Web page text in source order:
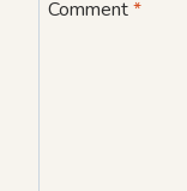
Comment*